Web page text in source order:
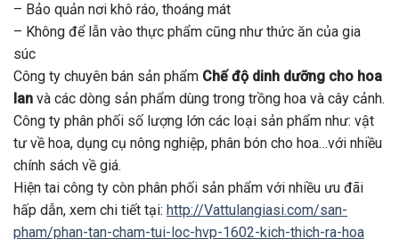
– Bảo quản nơi khô ráo, thoáng mát
– Không để lẫn vào thực phẩm cũng như thức ăn của gia
súc
Công ty chuyên bán sản phẩm Chế độ dinh dưỡng cho hoa
lan và các dòng sản phẩm dùng trong trồng hoa và cây cảnh.
Công ty phân phối số lượng lớn các loại sản phẩm như: vật
tư về hoa, dụng cụ nông nghiệp, phân bón cho hoa…với nhiều
chính sách về giá.
Hiện tai công ty còn phân phối sản phẩm với nhiều ưu đãi
hấp dẫn, xem chi tiết tại: http://Vattulangiasi.com/san-
pham/phan-tan-cham-tui-loc-hvp-1602-kich-thich-ra-hoa